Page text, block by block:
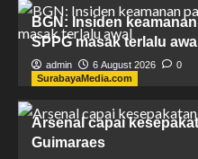
BGN: Insiden
SPPG masak terlalu awal
admin 6 August 2026
0
SurabayaMedia.com
Arsenal capai
Guimaraes